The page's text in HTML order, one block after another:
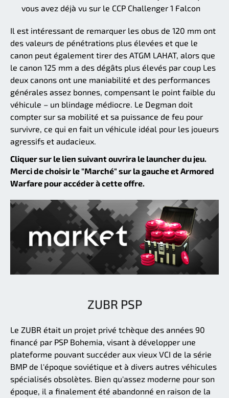
vous avez déjà vu sur le CCP Challenger 1 Falcon
Il est intéressant de remarquer les obus de 120 mm ont
des valeurs de pénétrations plus élevées et que le
canon peut également tirer des ATGM LAHAT, alors que
le canon 125 mm a des dégâts plus élevés par coup Les
deux canons ont une maniabilité et des performances
générales assez bonnes, compensant le point faible du
véhicule – un blindage médiocre. Le Degman doit
compter sur sa mobilité et sa puissance de feu pour
survivre, ce qui en fait un véhicule idéal pour les joueurs
agressifs et audacieux.
Cliquer sur le lien suivant ouvrira le launcher du jeu.
Merci de choisir le "Marché" sur la gauche et Armored
Warfare pour accéder à cette offre.
ZUBR PSP
Le ZUBR était un projet privé tchèque des années 90
financé par PSP Bohemia, visant à développer une
plateforme pouvant succéder aux vieux VCI de la série
BMP de l'époque soviétique et à divers autres véhicules
spécialisés obsolètes. Bien qu'assez moderne pour son
époque, il a finalement été abandonné en raison de la